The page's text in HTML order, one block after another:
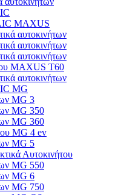
MAXUS
αυτοκινήτων
αυτοκινήτων
αυτοκινήτων
MAXUS T60
αυτοκινήτων
MG
MG 3
MG 350
MG 360
MG 4 ev
MG 5
Αυτοκινήτου
MG 550
MG 6
MG 750